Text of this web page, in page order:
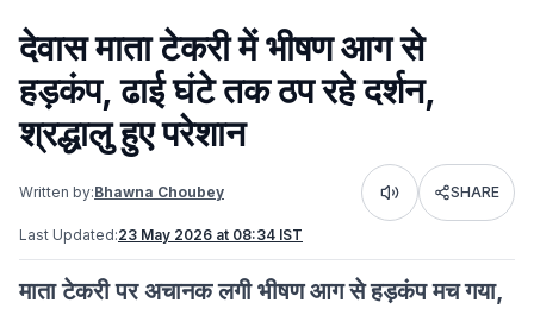
देवास माता टेकरी में भीषण आग से
हड़कंप, ढाई घंटे तक ठप रहे दर्शन,
श्रद्धालु हुए परेशान
Written by:Bhawna Choubey Listen SHARE
Last Updated:23 May 2026 at 08:34 IST
माता टेकरी पर अचानक लगी भीषण आग से हड़कंप मच गया,